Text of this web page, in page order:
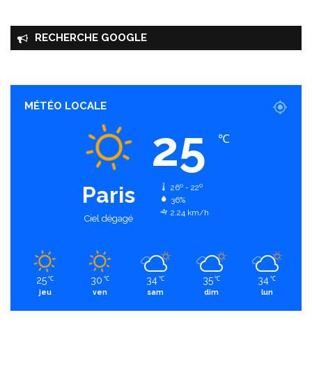
RECHERCHE GOOGLE
MÉTÉO LOCALE
Paris
Ciel dégagé
25 ℃
26º - 22º
36%
2.24 km/h
25 ℃
jeu
30 ℃
ven
34 ℃
sam
35 ℃
dim
34 ℃
lun